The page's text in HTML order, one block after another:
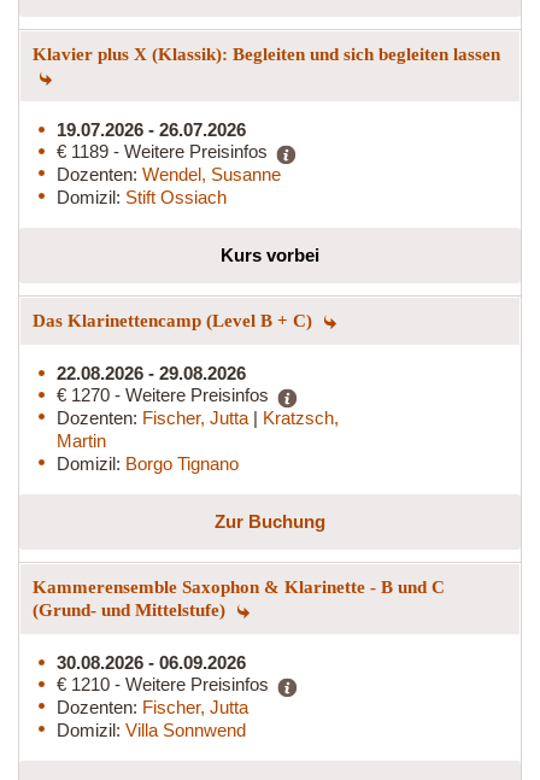
Klavier plus X (Klassik): Begleiten und sich begleiten lassen
19.07.2026 - 26.07.2026
€ 1189 - Weitere Preisinfos
Dozenten: Wendel, Susanne
Domizil: Stift Ossiach
Kurs vorbei
Das Klarinettencamp (Level B + C)
22.08.2026 - 29.08.2026
€ 1270 - Weitere Preisinfos
Dozenten: Fischer, Jutta | Kratzsch,
Martin
Domizil: Borgo Tignano
Zur Buchung
Kammerensemble Saxophon & Klarinette - B und C
(Grund- und Mittelstufe)
30.08.2026 - 06.09.2026
€ 1210 - Weitere Preisinfos
Dozenten: Fischer, Jutta
Domizil: Villa Sonnwend